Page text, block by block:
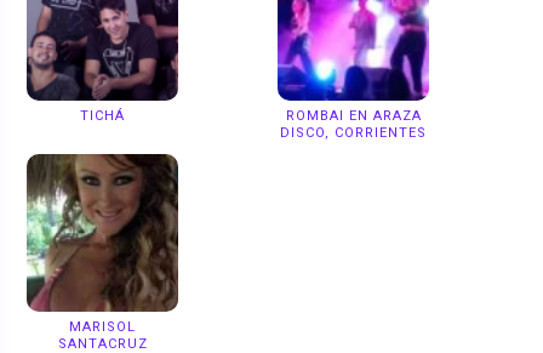
TICHÁ
ROMBAI EN ARAZA
DISCO, CORRIENTES
MARISOL
SANTACRUZ